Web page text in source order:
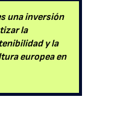
una inversión
la
y la
europea en